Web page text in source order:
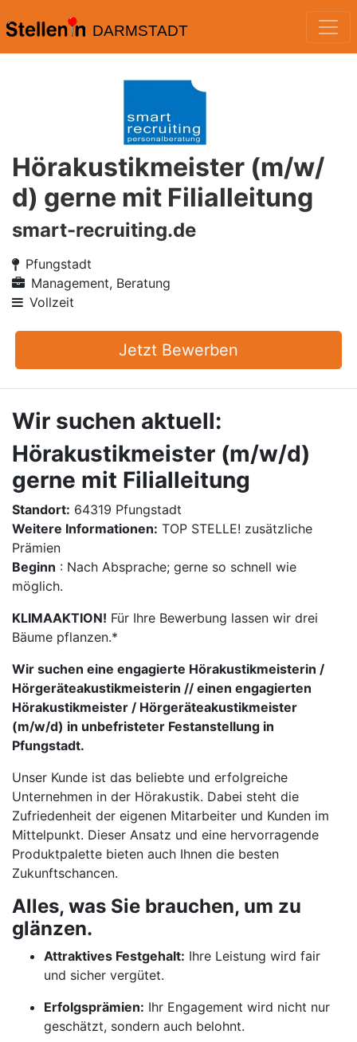
DARMSTADT
Hörakustikmeister (m/w/
d) gerne mit Filialleitung
smart-recruiting.de
Pfungstadt
Management, Beratung
Vollzeit
Jetzt Bewerben
Wir suchen aktuell:
Hörakustikmeister (m/w/d)
gerne mit Filialleitung
Standort: 64319 Pfungstadt
Weitere Informationen: TOP STELLE! zusätzliche
Prämien
Beginn : Nach Absprache; gerne so schnell wie
möglich.
KLIMAAKTION! Für Ihre Bewerbung lassen wir drei
Bäume pflanzen.*
Wir suchen eine engagierte Hörakustikmeisterin /
Hörgeräteakustikmeisterin // einen engagierten
Hörakustikmeister / Hörgeräteakustikmeister
(m/w/d) in unbefristeter Festanstellung in
Pfungstadt.
Unser Kunde ist das beliebte und erfolgreiche
Unternehmen in der Hörakustik. Dabei steht die
Zufriedenheit der eigenen Mitarbeiter und Kunden im
Mittelpunkt. Dieser Ansatz und eine hervorragende
Produktpalette bieten auch Ihnen die besten
Zukunftschancen.
Alles, was Sie brauchen, um zu
glänzen.
Attraktives Festgehalt: Ihre Leistung wird fair
und sicher vergütet.
Erfolgsprämien: Ihr Engagement wird nicht nur
geschätzt, sondern auch belohnt.